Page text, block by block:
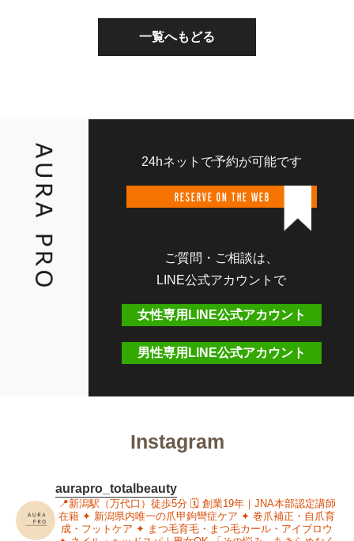
一覧へもどる
24hネットで予約が可能です
RESERVE ON THE WEB
ご質問・ご相談は、
LINE公式アカウントで
女性専用LINE公式アカウント
男性専用LINE公式アカウント
Instagram
aurapro_totalbeauty
📍新潟駅（万代口）徒歩5分🗓 創業19年｜JNA本部認定講師
在籍 ✦ 新潟県内唯一の爪甲鉤彎症ケア ✦ 巻爪補正・自爪育
成・フットケア ✦ まつ毛育毛・まつ毛カール・アイブロウ